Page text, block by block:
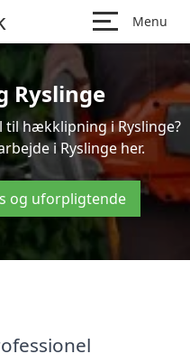
Menu
Ryslinge
hækklipning i Ryslinge?
i Ryslinge her.
og uforpligtende